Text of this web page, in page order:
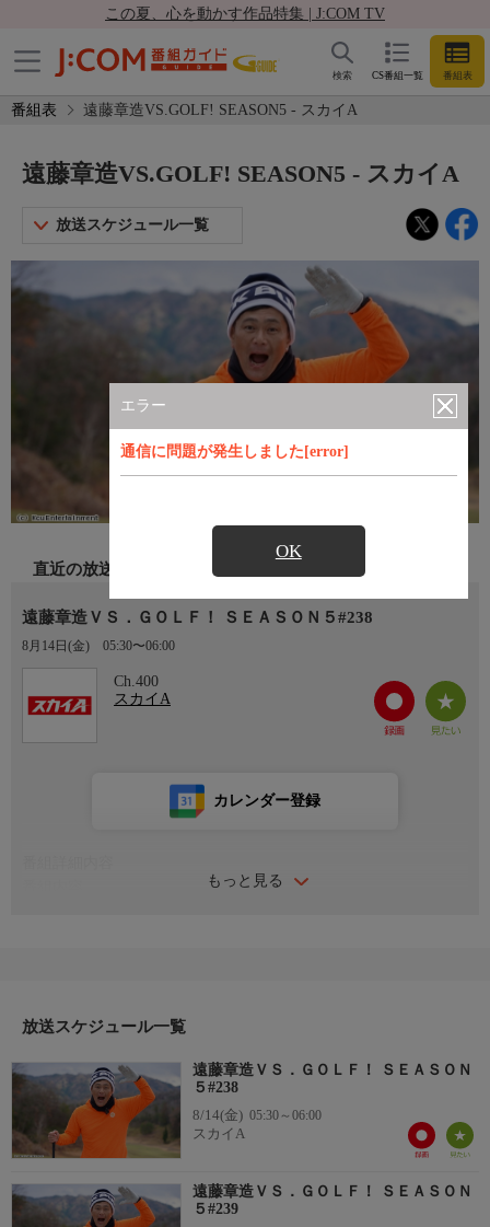
この夏、心を動かす作品特集 | J:COM TV
CS番組一覧 番組表
検索
番組表 遠藤章造VS.GOLF! SEASON5 - スカイA
エラー
通信に問題が発生しました[error]
OK
遠藤章造VS.GOLF! SEASON5 - スカイA
放送スケジュール一覧
直近の放送
遠藤章造ＶＳ．ＧＯＬＦ！ ＳＥＡＳＯＮ５#238
8月14日(金) 05:30〜06:00
Ch.400
スカイA
もっと見る
カレンダー登録
放送スケジュール一覧
遠藤章造ＶＳ．ＧＯＬＦ！ ＳＥＡＳＯＮ
５#238
8/14(金) 05:30～06:00
スカイA
遠藤章造ＶＳ．ＧＯＬＦ！ ＳＥＡＳＯＮ
５#239